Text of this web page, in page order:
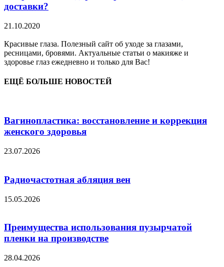
доставки?
21.10.2020
Красивые глаза. Полезный сайт об уходе за глазами,
ресницами, бровями. Актуальные статьи о макияже и
здоровье глаз ежедневно и только для Вас!
ЕЩЁ БОЛЬШЕ НОВОСТЕЙ
Вагинопластика: восстановление и коррекция
женского здоровья
23.07.2026
Радиочастотная абляция вен
15.05.2026
Преимущества использования пузырчатой
пленки на производстве
28.04.2026